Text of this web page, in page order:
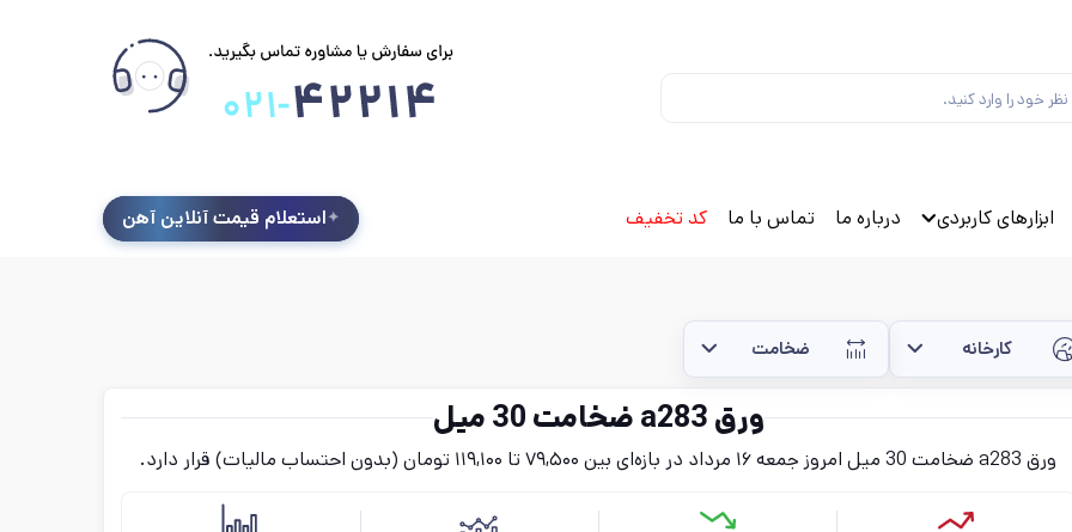
ابزارهای کاربردی درباره ما تماس با ما کد تخفیف استعلام قیمت آنلاین آهن
کارخانه ضخامت
ورق a283 ضخامت 30 میل
ورق a283 ضخامت 30 میل امروز جمعه ۱۶ مرداد در بازه‌ای بین ۷۹,۵۰۰ تا ۱۱۹,۱۰۰ تومان (بدون احتساب مالیات) قرار دارد.